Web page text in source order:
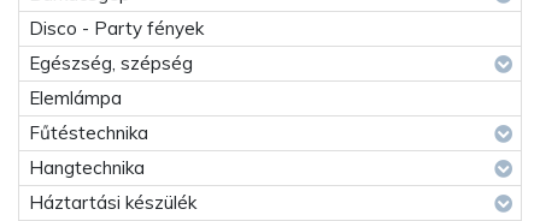
Disco - Party fények
Egészség, szépség
Elemlámpa
Fűtéstechnika
Hangtechnika
Háztartási készülék